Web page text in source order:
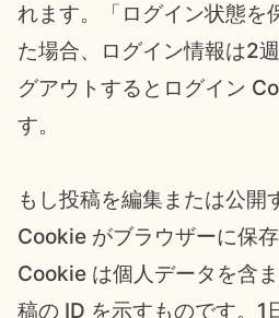
れます。「ログイン状態を
た場合、ログイン情報は2
グアウトするとログイン
す。
もし投稿を編集または公開
Cookie がブラウザーに保
Cookie は個人データを含
稿の ID を示すものです。1